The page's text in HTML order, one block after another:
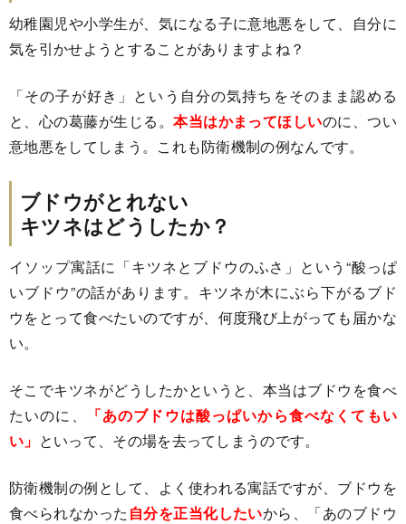
幼稚園児や小学生が、気になる子に意地悪をして、自分に
気を引かせようとすることがありますよね？
「その子が好き」という自分の気持ちをそのまま認める
と、心の葛藤が生じる。本当はかまってほしいのに、つい
意地悪をしてしまう。これも防衛機制の例なんです。
ブドウがとれない
キツネはどうしたか？
イソップ寓話に「キツネとブドウのふさ」という“酸っぱ
いブドウ”の話があります。キツネが木にぶら下がるブド
ウをとって食べたいのですが、何度飛び上がっても届かな
い。
そこでキツネがどうしたかというと、本当はブドウを食べ
たいのに、
「あのブドウは酸っぱいから食べなくてもい
い」 といって、その場を去ってしまうのです。
防衛機制の例として、よく使われる寓話ですが、ブドウを
食べられなかった 自分を正当化したいから、「あのブドウ